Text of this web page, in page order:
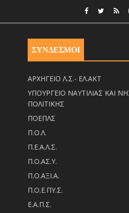
ΣΥΝΔΕΣΜΟΙ
ΑΡΧΗΓΕΙΟ Λ.Σ.- ΕΛ.ΑΚΤ
ΥΠΟΥΡΓΕΙΟ ΝΑΥΤΙΛΙΑΣ ΚΑΙ
ΠΟΛΙΤΙΚΗΣ
ΠΟΕΠΛΣ
Π.Ο.Λ.
Π.Ε.Α.Λ.Σ.
Π.Ο.ΑΣ.Υ.
Π.Ο.ΑΞΙ.Α.
Π.Ο.Ε.ΠΥ.Σ.
Ε.Α.Π.Σ.